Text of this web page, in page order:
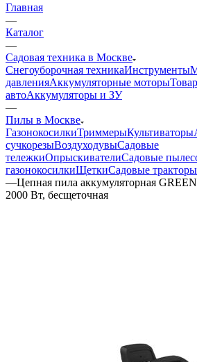
Главная
—
Каталог
—
Садовая техника в Москве
Снегоуборочная техникаИнструменты
давленияАккумуляторные моторы
автоАккумуляторы и ЗУ
—
Пилы в Москве
ГазонокосилкиТриммерыКультиваторы
сучкорезыВоздуходувыСадовые
тележкиОпрыскивателиСадовые
газонокосилкиЩеткиСадовые тракторы
—Цепная пила аккумуляторная
2000 Вт, бесщеточная